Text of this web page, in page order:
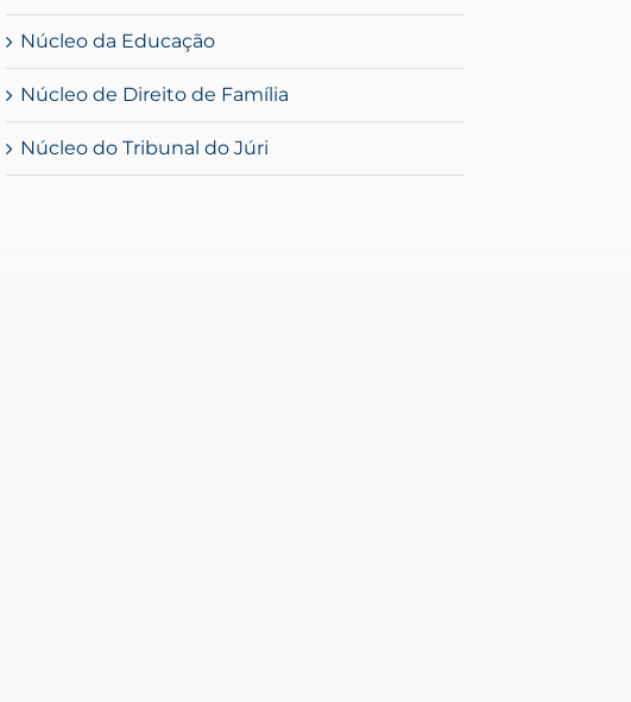
Núcleo da Educação
Núcleo de Direito de Família
Núcleo do Tribunal do Júri